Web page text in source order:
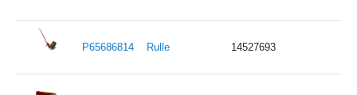
P65686814 Rulle 14527693